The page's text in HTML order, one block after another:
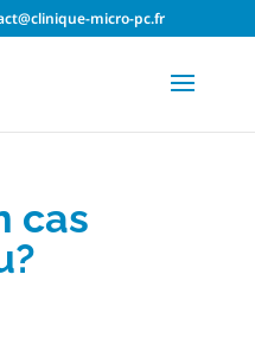
micro-pc.fr
cas